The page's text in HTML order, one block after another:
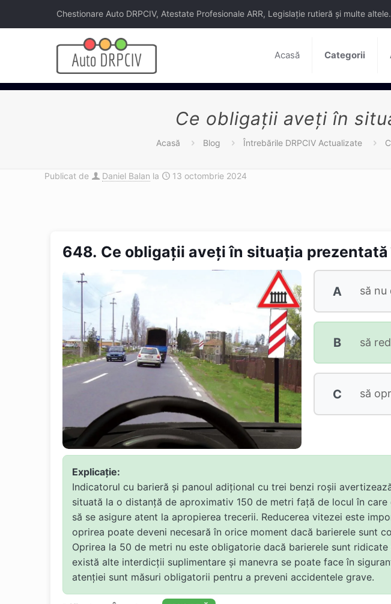
Chestionare Auto DRPCIV, Atestate Profesionale ARR, Legislație rutieră și multe
Acasă Categorii
Ce obligaţii aveţi în
Acasă Blog Întrebările DRPCIV Actualizate
Publicat de Daniel Balan la 13 octombrie 2024
648. Ce obligaţii aveţi în situaţia prezentată
A să nu
B să
C să
Explicație:
Indicatorul cu barieră și panoul adițional cu trei benzi roșii
situată la o distanță de aproximativ 150 de metri față de locul în
să se asigure atent la apropierea trecerii. Reducerea vitezei este
oprirea poate deveni necesară în orice moment dacă barierele sunt
Oprirea la 50 de metri nu este obligatorie dacă barierele sunt
există alte interdicții suplimentare și manevra se poate face în
atenției sunt măsuri obligatorii pentru a preveni accidentele grave.